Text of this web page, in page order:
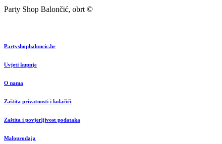
Party Shop Balončić, obrt ©
Partyshopbaloncic.hr
Uvjeti kupnje
O nama
Zaštita privatnosti i kolačići
Zaštita i povjerljivost podataka
Maloprodaja